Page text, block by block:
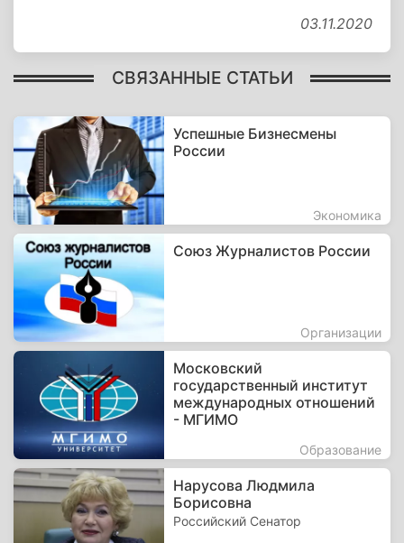
03.11.2020
СВЯЗАННЫЕ СТАТЬИ
Успешные Бизнесмены
России
Экономика
Союз Журналистов России
Организации
Московский
государственный институт
международных отношений
- МГИМО
Образование
Нарусова Людмила
Борисовна
Российский Сенатор